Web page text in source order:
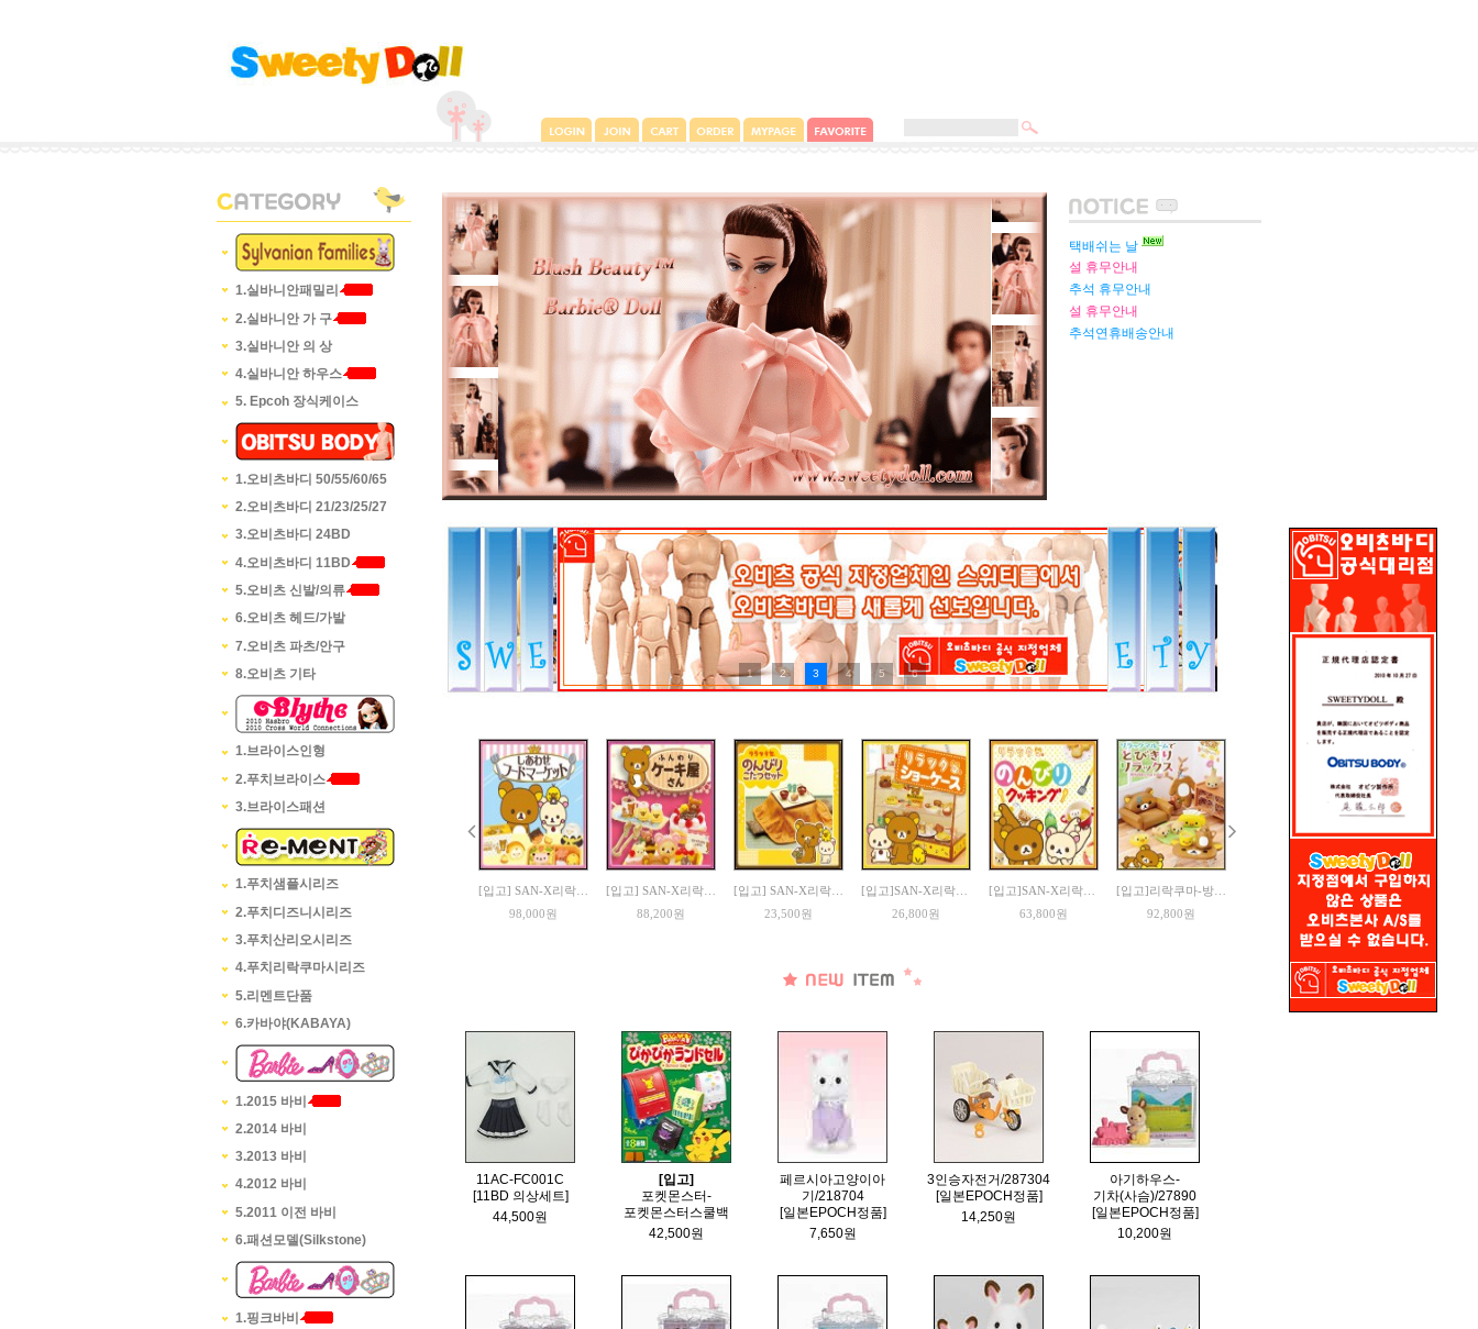
1.실바니안패밀리
2.실바니안 가 구
3.실바니안 의 상
4.실바니안 하우스
5. Epcoh 장식케이스
1.오비츠바디 50/55/60/65
2.오비츠바디 21/23/25/27
3.오비츠바디 24BD
4.오비츠바디 11BD
5.오비츠 신발/의류
6.오비츠 헤드/가발
7.오비츠 파츠/안구
8.오비츠 기타
1.브라이스인형
2.푸치브라이스
3.브라이스패션
1.푸치샘플시리즈
2.푸치디즈니시리즈
3.푸치산리오시리즈
4.푸치리락쿠마시리즈
5.리멘트단품
6.카바야(KABAYA)
1.2015 바비
2.2014 바비
3.2013 바비
4.2012 바비
5.2011 이전 바비
6.패션모델(Silkstone)
1.핑크바비
택배쉬는 날
설 휴무안내
추석 휴무안내
설 휴무안내
추석연휴배송안내
1 2 3 4 5 6
3인승자전거/287304[일본EPOCH정품]
14,250원
[입고] SAN-X리락쿠마 행복한푸드 (8종박스)
98,000원
[입고] SAN-X리락쿠마 부드러운 케이크점 (8종박스)
88,200원
[입고] SAN-X리락쿠마 한가로운 코타츠
23,500원
[입고]SAN-X리락쿠마 쇼케이스
26,800원
[입고]SAN-X리락쿠마 한가로운 쿠킹(6종박스)
63,800원
[입고]리락쿠마-방에서 휴식
92,800원
다람쥐 패밀리[일본EPOCH정품]
51,450원
18,050원
 
11AC-FC001C
[11BD 의상세트]
44,500원
[입고]
포켓몬스터-
포켓몬스터스쿨백
42,500원
페르시아고양이아
기/218704
[일본EPOCH정품]
7,650원
3인승자전거/287304
[일본EPOCH정품]
14,250원
아기하우스-
기차(사슴)/27890
[일본EPOCH정품]
10,200원